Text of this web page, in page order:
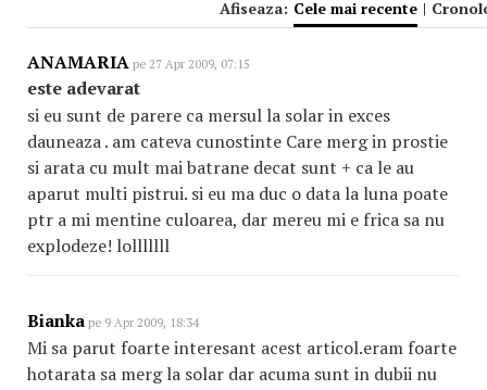
Afiseaza: Cele mai recente |
ANAMARIA pe 27 Apr 2009, 07:15
este adevarat
si eu sunt de parere ca mersul la solar in exces
dauneaza . am cateva cunostinte Care merg in prostie
si arata cu mult mai batrane decat sunt + ca le au
aparut multi pistrui. si eu ma duc o data la luna poate
ptr a mi mentine culoarea, dar mereu mi e frica sa nu
explodeze! lolllllll
Bianka pe 9 Apr 2009, 18:34
Mi sa parut foarte interesant acest articol.eram foarte
hotarata sa merg la solar dar acuma sunt in dubii nu